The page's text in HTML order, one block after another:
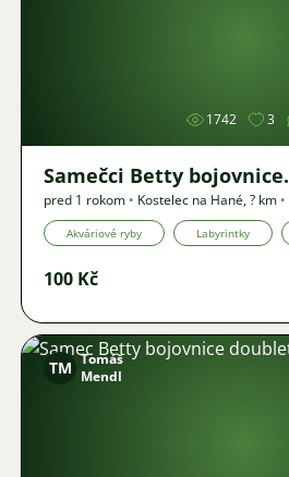
1742 3
Samečci Betty bojovnice.
pred 1 rokom • Kostelec na Hané,? km •
Akváriové ryby Labyrintky
100 Kč
TM Tomáš
Mendl